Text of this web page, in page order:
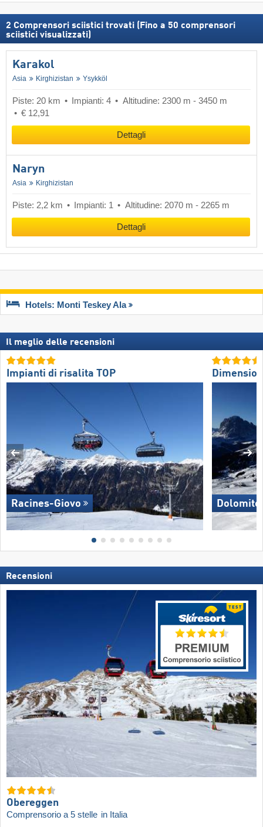
2 Comprensori sciistici trovati (Fino a 50 comprensori
sciistici visualizzati)
Karakol
Asia Kirghizistan Ysykköl
Piste: 20 km Impianti: 4
Altitudine: 2300 m - 3450 m
€ 12,91
Dettagli
Naryn
Asia Kirghizistan
Piste: 2,2 km Impianti: 1 Altitudine: 2070 m - 2265 m
Dettagli
Hotels: Monti Teskey Ala
Il meglio delle recensioni
Impianti di risalita TOP
Racines-Giovo
Recensioni
Obereggen
Comprensorio a 5 stelle in Italia